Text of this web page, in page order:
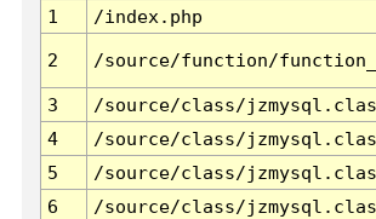
1
/index.php
2 /source/function/
3 /source/class/
4
/source/class/
5
/source/class/
6
/source/class/